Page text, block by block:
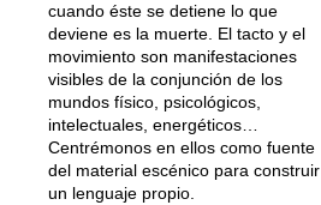
cuando éste se detiene lo que
deviene es la muerte. El tacto y el
movimiento son manifestaciones
visibles de la conjunción de los
mundos físico, psicológicos,
intelectuales, energéticos…
Centrémonos en ellos como fuente
del material escénico para construir
un lenguaje propio.